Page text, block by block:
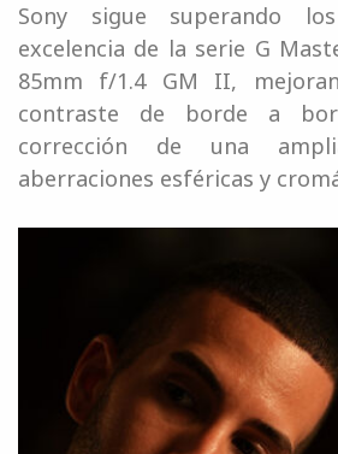
Sony sigue superando
excelencia de la serie G
85mm f/1.4 GM II,
contraste de borde a
corrección de una
aberraciones esféricas y